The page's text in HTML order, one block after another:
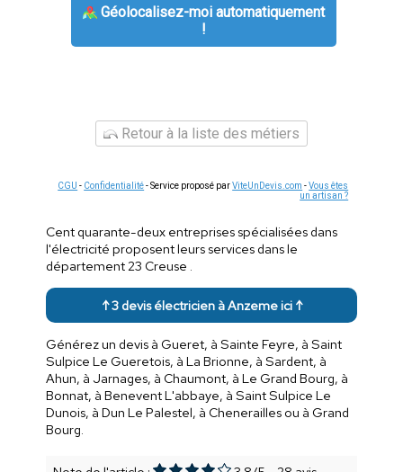
Géolocalisez-moi automatiquement
!
Retour à la liste des métiers
CGU - Confidentialité- Service proposé parViteUnDevis.com -Vous êtes
un artisan ?
Cent quarante-deux entreprises spécialisées dans
l'électricité proposent leurs services dans le
département 23 Creuse .
↑ 3 devis électricien à Anzeme ici ↑
Générez un devis à Gueret, à Sainte Feyre, à Saint
Sulpice Le Gueretois, à La Brionne, à Sardent, à
Ahun, à Jarnages, à Chaumont, à Le Grand Bourg, à
Bonnat, à Benevent L'abbaye, à Saint Sulpice Le
Dunois, à Dun Le Palestel, à Chenerailles ou à Grand
Bourg.